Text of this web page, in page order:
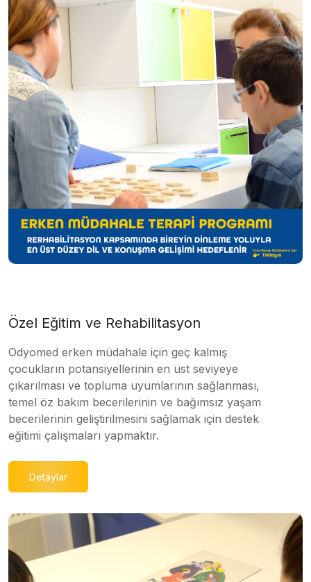
Özel Eğitim ve Rehabilitasyon
Odyomed erken müdahale için geç kalmış
çocukların potansiyellerinin en üst seviyeye
çıkarılması ve topluma uyumlarının sağlanması,
temel öz bakım becerilerinin ve bağımsız yaşam
becerilerinin geliştirilmesini sağlamak için destek
eğitimi çalışmaları yapmaktır.
Detaylar